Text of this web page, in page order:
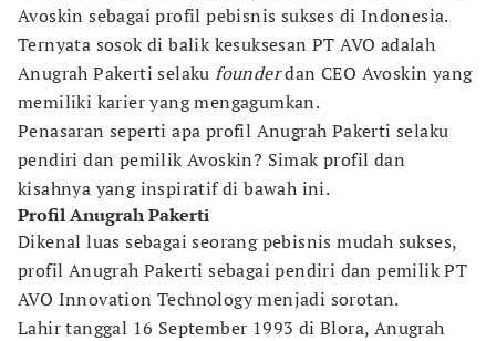
Avoskin sebagai profil pebisnis sukses di Indonesia.
Ternyata sosok di balik kesuksesan PT AVO adalah
Anugrah Pakerti selakufounderdan CEO Avoskin yang
memiliki karier yang mengagumkan.
Penasaran seperti apa profil Anugrah Pakerti selaku
pendiri dan pemilik Avoskin? Simak profil dan
kisahnya yang inspiratif di bawah ini.
Profil Anugrah Pakerti
Dikenal luas sebagai seorang pebisnis mudah sukses,
profil Anugrah Pakerti sebagai pendiri dan pemilik PT
AVO Innovation Technology menjadi sorotan.
Lahir tanggal 16 September 1993 di Blora, Anugrah